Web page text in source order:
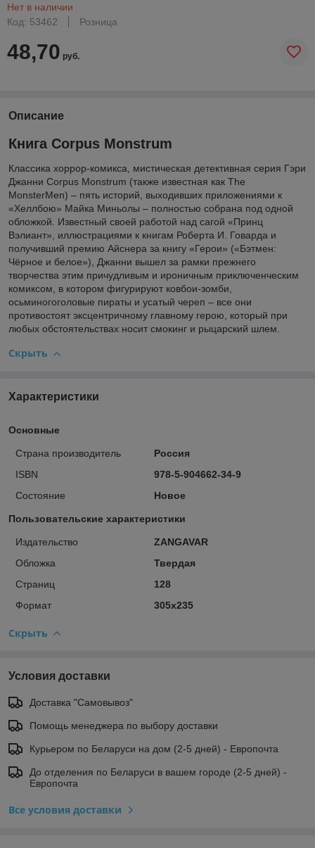
Нет в наличии
Код: 53462
Розница
48,70 руб.
Описание
Книга Corpus Monstrum
Классика хоррор-комикса, мистическая детективная серия Гэри
Джанни Corpus Monstrum (также известная как The
MonsterMen) – пять историй, выходивших приложениями к
«Хеллбою» Майка Миньолы – полностью собрана под одной
обложкой. Известный своей работой над сагой «Принц
Вэлиант», иллюстрациями к книгам Роберта И. Говарда и
получивший премию Айснера за книгу «Герои» («Бэтмен:
Чёрное и белое»), Джанни вышел за рамки прежнего
творчества этим причудливым и ироничным приключенческим
комиксом, в котором фигурируют ковбои-зомби,
осьминогоголовые пираты и усатый череп – все они
противостоят эксцентричному главному герою, который при
любых обстоятельствах носит смокинг и рыцарский шлем.
Скрыть
Характеристики
Основные
Страна производитель
Россия
ISBN
978-5-904662-34-9
Состояние
Новое
Пользовательские характеристики
Издательство
ZANGAVAR
Обложка
Твердая
Страниц
128
Формат
305x235
Скрыть
Условия доставки
Доставка "Самовывоз"
Помощь менеджера по выбору доставки
Курьером по Беларуси на дом (2-5 дней) - Европочта
До отделения по Беларуси в вашем городе (2-5 дней) -
Европочта
Все условия доставки